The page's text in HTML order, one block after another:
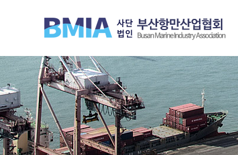
업무소개
항만시설소개
회원사안내
소식정보